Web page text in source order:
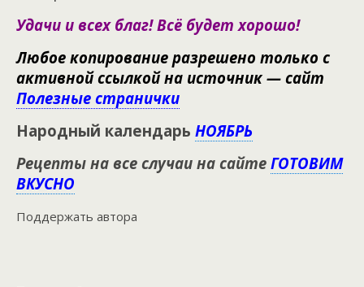
Удачи и всех благ! Всё будет хорошо!
Любое копирование разрешено только с
активной ссылкой на источник — сайт
Полезные странички
Народный календарь НОЯБРЬ
Рецепты на все случаи на сайте ГОТОВИМ
ВКУСНО
Поддержать автора